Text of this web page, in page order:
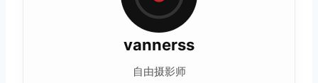
vannerss
自由摄影师